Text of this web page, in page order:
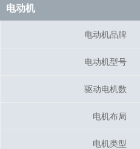
电动机
电动机品牌
电动机型号
驱动电机数
电机布局
电机类型
电动机
电动机品牌
电动机型号
驱动电机数
电机布局
电机类型